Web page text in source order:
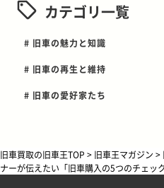
カテゴリ一覧
# 旧車の魅力と知識
# 旧車の再生と維持
# 旧車の愛好家たち
旧車買取の旧車王TOP > 旧車王マガジン >
ナーが伝えたい「旧車購入の5つのチェッ